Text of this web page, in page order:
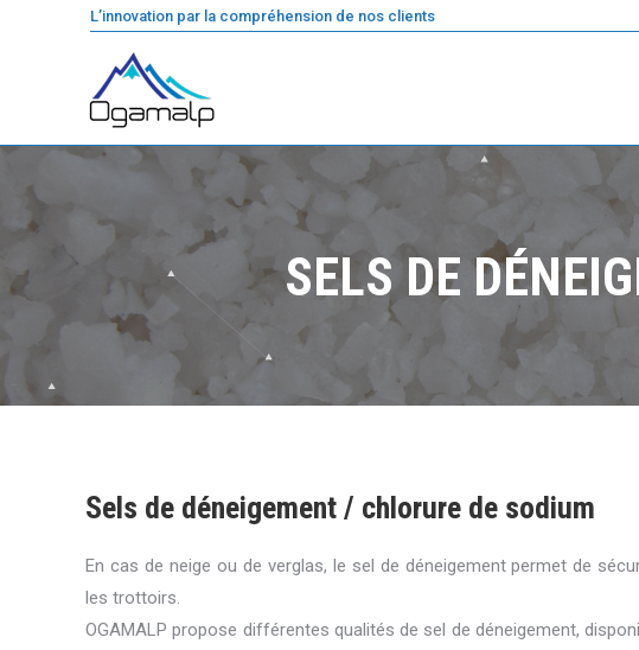
L’innovation par la compréhension de nos clients
SELS DE
Sels de déneigement / chlorure de sodium
En cas de neige ou de verglas, le sel de déneigement permet de
les trottoirs.
OGAMALP propose différentes qualités de sel de déneigement,